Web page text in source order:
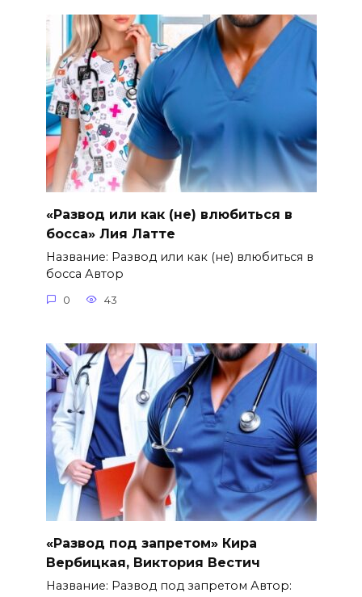
«Развод или как (не) влюбиться в
босса» Лия Латте
Название: Развод или как (не) влюбиться в
босса Автор
0 43
«Развод под запретом» Кира
Вербицкая, Виктория Вестич
Название: Развод под запретом Автор: